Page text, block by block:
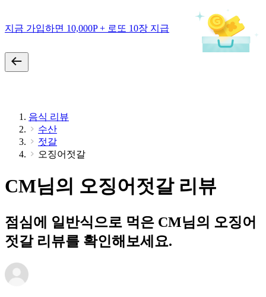
지금 가입하면 10,000P + 로또 10장 지급
음식 리뷰
수산
젓갈
오징어젓갈
CM님의 오징어젓갈 리뷰
점심에 일반식으로 먹은 CM님의 오징어
젓갈 리뷰를 확인해보세요.